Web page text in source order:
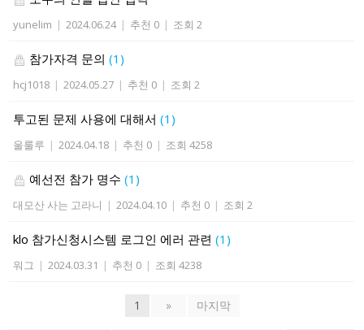
yunelim | 2024.06.24 | 추천 0 | 조회 2
참가자격 문의(1)
hcj1018 | 2024.05.27 | 추천 0 | 조회 2
투고된 문제 사용에 대해서(1)
울룰루 | 2024.04.18 | 추천 0 | 조회 4258
예선전 참가 명수(1)
대모산 사는 고라니 | 2024.04.10 | 추천 0 | 조회 2
klo 참가신청시스템 로그인 에러 관련(1)
워그 | 2024.03.31 | 추천 0 | 조회 4238
1 » 마지막